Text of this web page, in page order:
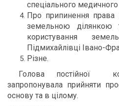
спеціального медичного
Про припинення права
земельною ділянкою
користування
Підмихайлівці Івано-
Різне.
Голова постійної
запропонувала прийняти
основу та в цілому.